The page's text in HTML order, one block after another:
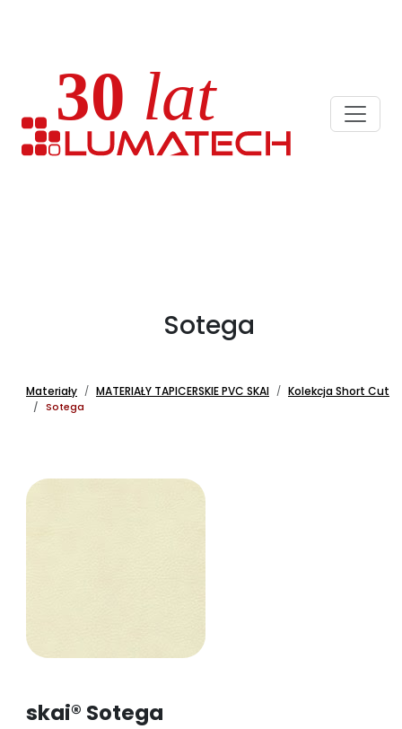
Sotega
Materiały MATERIAŁY TAPICERSKIE PVC SKAI Kolekcja Short Cut
Sotega
skai® Sotega